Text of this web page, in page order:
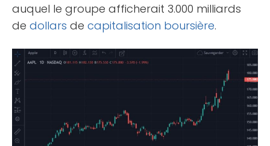
auquel le groupe afficherait 3.000 milliards
de dollars de capitalisation boursière.